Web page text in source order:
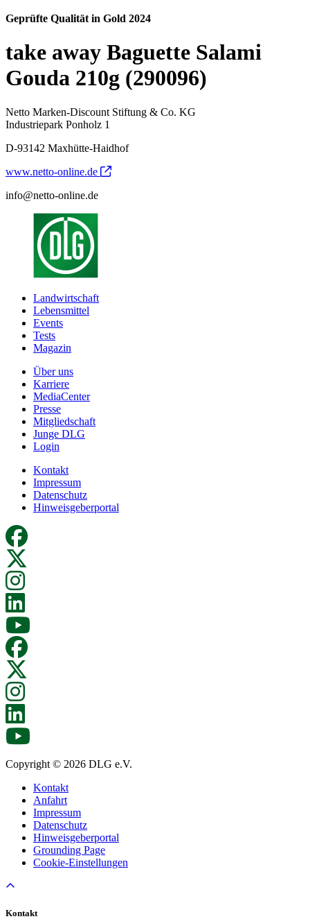
Geprüfte Qualität in Gold 2024
take away Baguette Salami
Gouda 210g (290096)
Netto Marken-Discount Stiftung & Co. KG
Industriepark Ponholz 1
D-93142 Maxhütte-Haidhof
www.netto-online.de
info@netto-online.de
Landwirtschaft
Lebensmittel
Events
Tests
Magazin
Über uns
Karriere
MediaCenter
Presse
Mitgliedschaft
Junge DLG
Login
Kontakt
Impressum
Datenschutz
Hinweisgeberportal
Copyright © 2026 DLG e.V.
Kontakt
Anfahrt
Impressum
Datenschutz
Hinweisgeberportal
Grounding Page
Cookie-Einstellungen
Kontakt